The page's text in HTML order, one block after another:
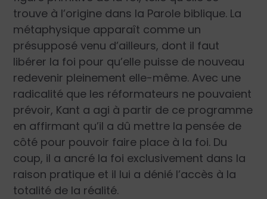
trouve à l’origine dans la Parole biblique. La
métaphysique apparaît comme un
présupposé venu d’ailleurs, dont il faut
libérer la foi pour qu’elle puisse de nouveau
redevenir pleinement elle-même. Avec une
radicalité que les réformateurs ne pouvaient
prévoir, Kant a agi à partir de ce programme
en affirmant qu’il a dû mettre la pensée de
côté pour pouvoir faire place à la foi. Du
coup, il a ancré la foi exclusivement dans la
raison pratique et il lui a dénié l’accès à la
totalité de la réalité.